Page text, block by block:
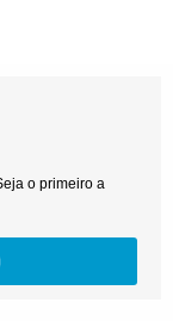
o primeiro a